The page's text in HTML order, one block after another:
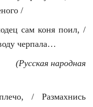
/
сам коня поил, /
черпала…
(Русская народная
/ Размахнись